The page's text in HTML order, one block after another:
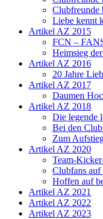
Clubfreunde
Liebe kennt
Artikel AZ 2015
FCN –
Heimsieg
Artikel AZ 2016
20 Jahre
Artikel AZ 2017
Daumen
Artikel AZ 2018
Die legende
Bei den
Zum
Artikel AZ 2020
Team-
Clubfans auf
Hoffen auf
Artikel AZ 2021
Artikel AZ 2022
Artikel AZ 2023